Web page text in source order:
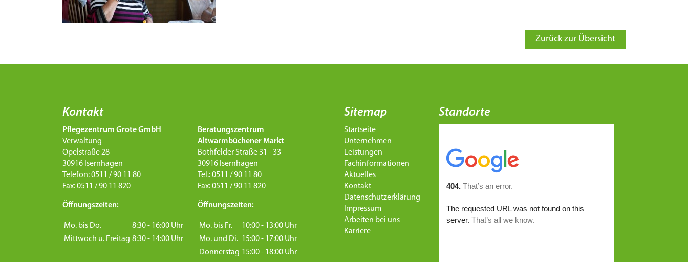
Zurück zur Übersicht
Kontakt
Pflegezentrum Grote GmbH
Verwaltung
Opelstraße 28
30916 Isernhagen
Telefon: 0511 / 90 11 80
Fax: 0511 / 90 11 820
Öffnungszeiten:
Mo. bis Do.
8:30 - 16:00 Uhr
Mittwoch u. Freitag 8:30 - 14:00 Uhr
Beratungszentrum
Altwarmbüchener Markt
Bothfelder Straße 31 - 33
30916 Isernhagen
Tel.: 0511 / 90 11 80
Fax: 0511 / 90 11 820
Öffnungszeiten:
Mo. bis Fr.
10:00 - 13:00 Uhr
Mo. und Di. 15:00 - 17:00 Uhr
Donnerstag 15:00 - 18:00 Uhr
Sitemap
Startseite
Unternehmen
Leistungen
Fachinformationen
Aktuelles
Kontakt
Datenschutzerklärung
Impressum
Arbeiten bei uns
Karriere
Standorte